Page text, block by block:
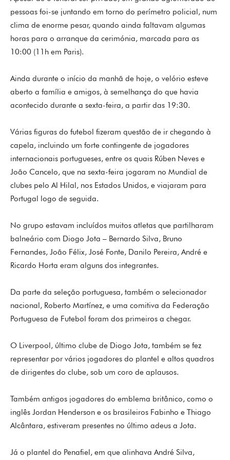
pessoas foi-se juntando em torno do perímetro policial, num
clima de enorme pesar, quando ainda faltavam algumas
horas para o arranque da cerimónia, marcada para as
10:00 (11h em Paris).
Ainda durante o início da manhã de hoje, o velório esteve
aberto a família e amigos, à semelhança do que havia
acontecido durante a sexta-feira, a partir das 19:30.
Várias figuras do futebol fizeram questão de ir chegando à
capela, incluindo um forte contingente de jogadores
internacionais portugueses, entre os quais Rúben Neves e
João Cancelo, que na sexta-feira jogaram no Mundial de
clubes pelo Al Hilal, nos Estados Unidos, e viajaram para
Portugal logo de seguida.
No grupo estavam incluídos muitos atletas que partilharam
balneário com Diogo Jota – Bernardo Silva, Bruno
Fernandes, João Félix, José Fonte, Danilo Pereira, André e
Ricardo Horta eram alguns dos integrantes.
Da parte da seleção portuguesa, também o selecionador
nacional, Roberto Martínez, e uma comitiva da Federação
Portuguesa de Futebol foram dos primeiros a chegar.
O Liverpool, último clube de Diogo Jota, também se fez
representar por vários jogadores do plantel e altos quadros
de dirigentes do clube, sob um coro de aplausos.
Também antigos jogadores do emblema britânico, como o
inglês Jordan Henderson e os brasileiros Fabinho e Thiago
Alcântara, estiveram presentes no último adeus a Jota.
Já o plantel do Penafiel, em que alinhava André Silva,